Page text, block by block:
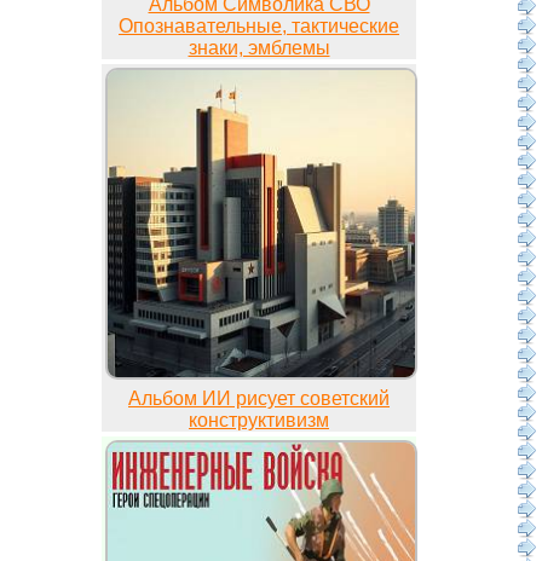
Альбом Символика СВО
Опознавательные, тактические
знаки, эмблемы
Альбом ИИ рисует советский
конструктивизм